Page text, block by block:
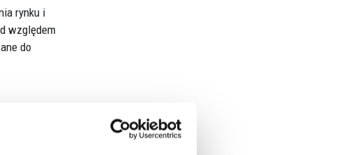
rynku i
względem
do